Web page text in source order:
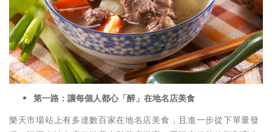
第一路：讓每個人都心「醉」在地名店美食
樂天市場站上有多達數百家在地名店美食，且進一步從下單量發